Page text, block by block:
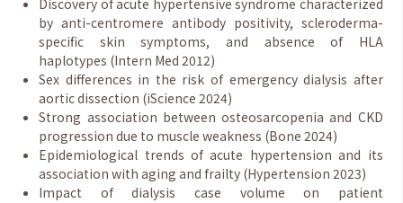
by anti-centromere antibody positivity, scleroderma-
specific skin symptoms, and absence of HLA
haplotypes (Intern Med 2012)
Sex differences in the risk of emergency dialysis after
aortic dissection (iScience 2024)
Strong association between osteosarcopenia and CKD
progression due to muscle weakness (Bone 2024)
Epidemiological trends of acute hypertension and its
association with aging and frailty (Hypertension 2023)
Impact of dialysis case volume on patient